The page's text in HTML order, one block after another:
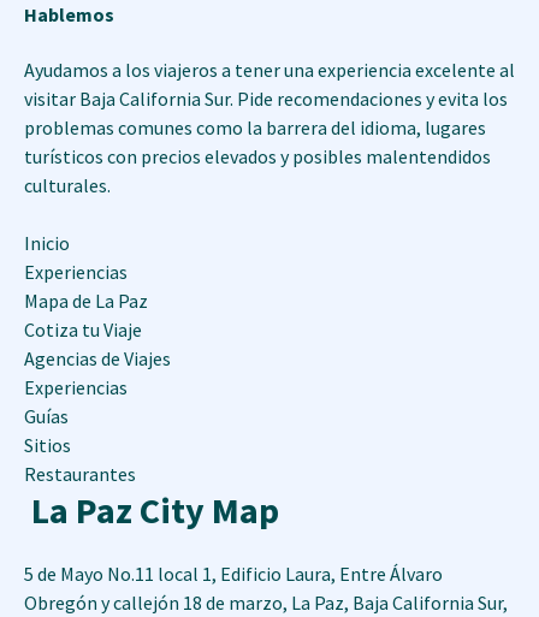
Hablemos
Ayudamos a los viajeros a tener una experiencia excelente al
visitar Baja California Sur. Pide recomendaciones y evita los
problemas comunes como la barrera del idioma, lugares
turísticos con precios elevados y posibles malentendidos
culturales.
Inicio
Experiencias
Mapa de La Paz
Cotiza tu Viaje
Agencias de Viajes
Experiencias
Guías
Sitios
Restaurantes
La Paz City Map
5 de Mayo No.11 local 1, Edificio Laura, Entre Álvaro
Obregón y callejón 18 de marzo, La Paz, Baja California Sur,